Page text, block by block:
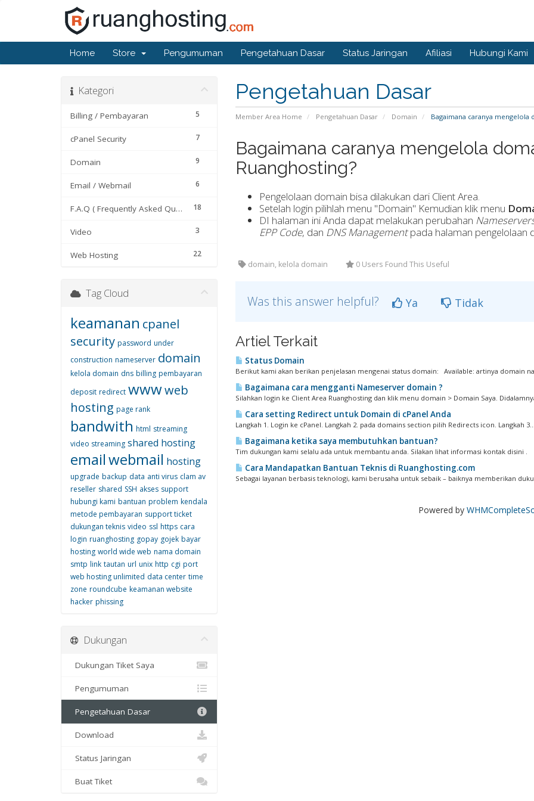
Home Store Pengumuman Pengetahuan Dasar Status Jaringan Afiliasi Hubungi Kami
Pengetahuan Dasar
Member Area Home Pengetahuan Dasar Domain Bagaimana caranya mengelola
Kategori
5
Billing / Pembayaran
7
cPanel Security
9
Domain
6
Email / Webmail
18
F.A.Q ( Frequently Asked Questions)
3
Video
22
Web Hosting
Bagaimana caranya mengelola
Ruanghosting?
Pengelolaan domain bisa dilakukan dari Client Area.
Setelah login pilihlah menu "Domain" Kemudian klik menu
DI halaman ini Anda dapat melakukan perubahan
EPP Code, dan DNS Managementpada halaman pengelolaan
domain, kelola domain 0 Users Found This Useful
Was this answer helpful? Ya Tidak
Artiel Terkait
Status Domain
Berikut kami akan berikan penjelasan mengenai status domain: Available: artinya domain
Bagaimana cara mengganti Nameserver domain ?
Silahkan login ke Client Area Ruanghosting dan klik menu domain > Domain Saya.
Cara setting Redirect untuk Domain di cPanel Anda
Langkah 1. Login ke cPanel. Langkah 2. pada domains section pilih Redirects icon. Langkah
Bagaimana ketika saya membutuhkan bantuan?
Tim dukungan kami selalu ada untuk membantu anda. Silakan lihat informasi kontak disini .
Cara Mandapatkan Bantuan Teknis di Ruanghosting.com
Sebagai layanan berbasis teknologi, kami berusaha untuk sebaik – baiknya memberikan
Powered by
Tag Cloud
keamanan cpanel
security password under
construction nameserver domain
kelola domain dns billing pembayaran
deposit redirect wwwweb
hosting page rank
bandwith html streaming
video streaming shared hosting
emailwebmail hosting
upgrade backup data anti virus clam av
reseller shared SSH akses support
hubungi kami bantuan problem kendala
metode pembayaran support ticket
dukungan teknis video ssl https cara
login ruanghosting gopay gojek bayar
hosting world wide web nama domain
smtp link tautan url unix http cgi port
web hosting unlimited data center time
zone roundcube keamanan website
hacker phissing
Dukungan
Dukungan Tiket Saya
Pengumuman
Pengetahuan Dasar
Download
Status Jaringan
Buat Tiket